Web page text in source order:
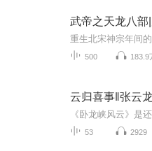
武帝之天龙八部
500 183.9
53 2929